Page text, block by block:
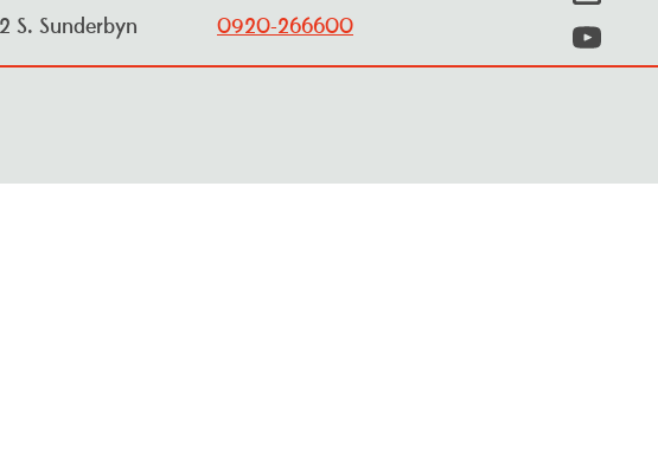
S. Sunderbyn
0920-266600